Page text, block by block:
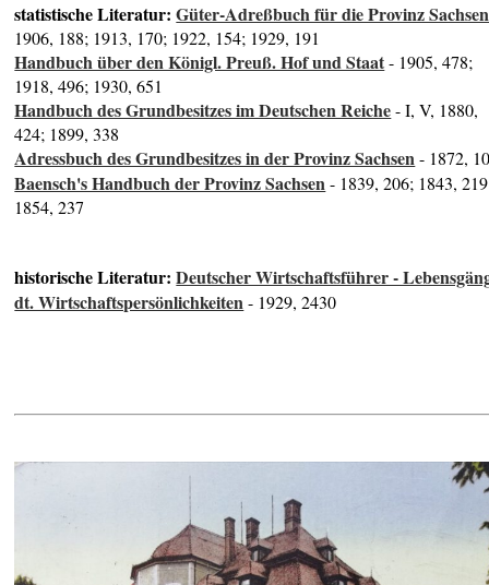
statistische Literatur:Güter-Adreßbuch für die Provinz Sachsen
1906, 188; 1913, 170; 1922, 154; 1929, 191
Handbuch über den Königl. Preuß. Hof und Staat- 1905, 478;
1918, 496; 1930, 651
Handbuch des Grundbesitzes im Deutschen Reiche- I, V, 1880,
424; 1899, 338
Adressbuch des Grundbesitzes in der Provinz Sachsen- 1872,
Baensch's Handbuch der Provinz Sachsen- 1839, 206; 1843,
1854, 237
historische Literatur:Deutscher Wirtschaftsführer -
dt. Wirtschaftspersönlichkeiten- 1929, 2430